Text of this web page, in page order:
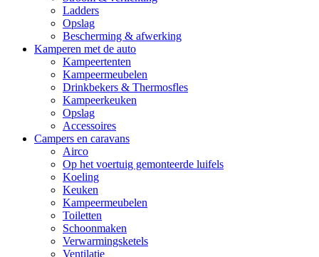
Ladders
Opslag
Bescherming & afwerking
Kamperen met de auto
Kampeertenten
Kampeermeubelen
Drinkbekers & Thermosfles
Kampeerkeuken
Opslag
Accessoires
Campers en caravans
Airco
Op het voertuig gemonteerde luifels
Koeling
Keuken
Kampeermeubelen
Toiletten
Schoonmaken
Verwarmingsketels
Ventilatie